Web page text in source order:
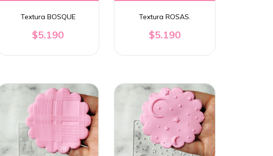
Textura BOSQUE
$5.190
Textura ROSAS.
$5.190